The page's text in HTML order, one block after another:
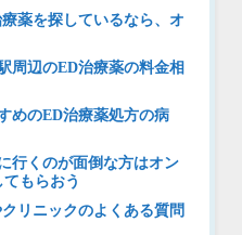
薬を探しているなら、オ
周辺のED治療薬の料金相
めのED治療薬処方の病
行くのが面倒な方はオン
もらおう
リニックのよくある質問